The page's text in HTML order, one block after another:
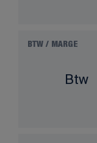
BTW / MARGE
Btw